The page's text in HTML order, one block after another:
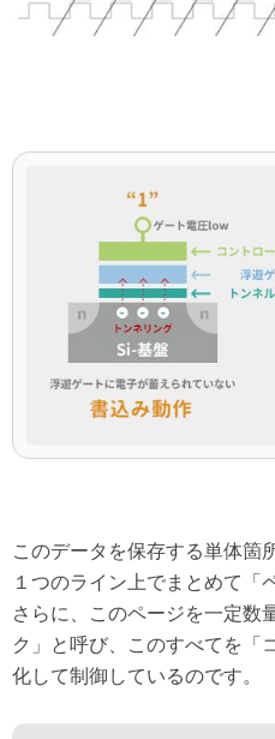
このデータを保存する単体箇
１つのライン上でまとめて「
さらに、このページを一定数
ク」と呼び、このすべてを「
化して制御しているのです。